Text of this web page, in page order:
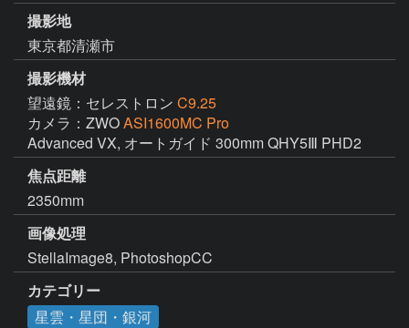
撮影地
東京都清瀬市
撮影機材
望遠鏡：セレストロン C9.25
カメラ：ZWOASI1600MC Pro
Advanced VX, オートガイド 300mm QHY5Ⅲ PHD2
焦点距離
2350mm
画像処理
StellaImage8, PhotoshopCC
カテゴリー
星雲・星団・銀河